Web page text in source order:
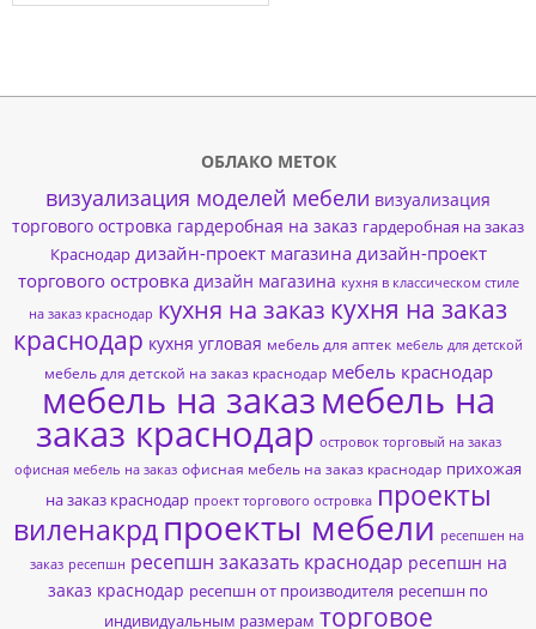
ОБЛАКО МЕТОК
визуализация моделей мебели визуализация
торгового островка гардеробная на заказ гардеробная на заказ
Краснодар дизайн-проект магазина дизайн-проект
торгового островка дизайн магазина кухня в классическом стиле
на заказ краснодар кухня на заказ кухня на заказ
краснодар кухня угловая мебель для аптек мебель для детской
мебель для детской на заказ краснодар мебель краснодар
мебель на заказмебель на
заказ краснодар островок торговый на заказ
офисная мебель на заказ офисная мебель на заказ краснодар прихожая
на заказ краснодар проект торгового островка проекты
виленакрд проекты мебели ресепшен на
заказ ресепшн ресепшн заказать краснодар ресепшн на
заказ краснодар ресепшн от производителя ресепшн по
индивидуальным размерам торговое